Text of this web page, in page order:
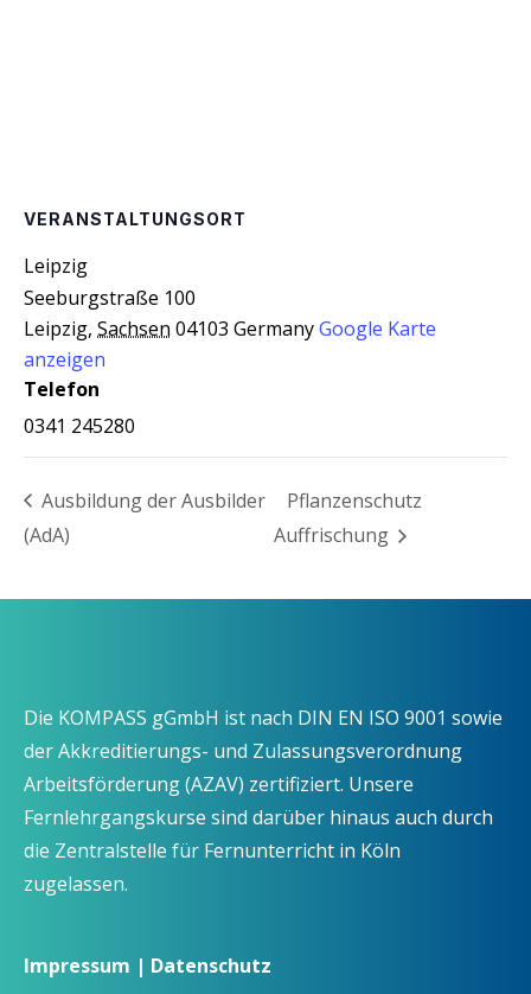
VERANSTALTUNGSORT
Leip­zig
Seeburgstraße 100
Leipzig, Sachsen 04103 GermanyGoogle Karte
anzeigen
Telefon
0341 245280
Aus­bil­dung der Aus­bil­der
(AdA)
Pflan­zen­schutz
Auffrischung
Die KOMPASS gGmbH ist nach DIN EN ISO 9001 sowie
der Akkreditierungs- und Zulassungsverordnung
Arbeitsförderung (AZAV) zertifiziert. Unsere
Fernlehrgangskurse sind darüber hinaus auch durch
die Zentralstelle für Fernunterricht in Köln
zugelassen.
Impressum | Datenschutz